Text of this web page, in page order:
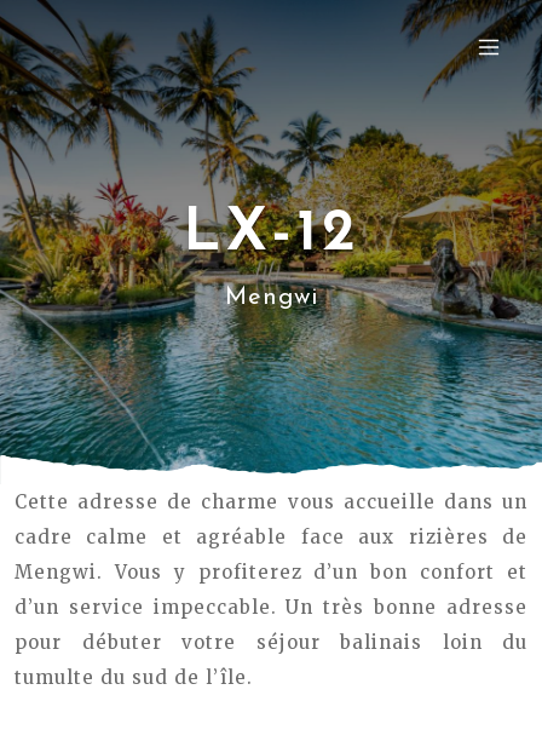
LX-12
Mengwi
Cette adresse de charme vous accueille dans un
cadre calme et agréable face aux rizières de
Mengwi. Vous y profiterez d’un bon confort et
d’un service impeccable. Un très bonne adresse
pour débuter votre séjour balinais loin du
tumulte du sud de l’île.